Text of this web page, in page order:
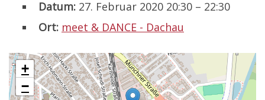
Datum: 27. Februar 2020 20:30 – 22:30
Ort: meet & DANCE - Dachau
+
−